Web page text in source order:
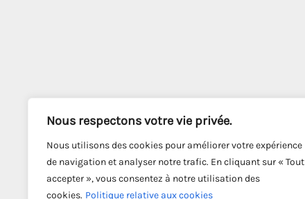
Nous respectons votre vie privée.
Nous utilisons des cookies pour améliorer votre expérience
de navigation et analyser notre trafic. En cliquant sur « Tout
accepter », vous consentez à notre utilisation des
cookies. Politique relative aux cookies